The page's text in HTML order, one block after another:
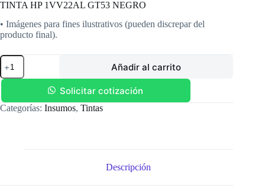
TINTA HP 1VV22AL GT53 NEGRO
• Imágenes para fines ilustrativos (pueden discrepar del
producto final).
TINTA
HP
1VV22AL
NEGRO
cantidad
Añadir al carrito
Solicitar cotización
Categorías: Insumos, Tintas
Descripción